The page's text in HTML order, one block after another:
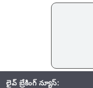
లైవ్ బ్రేకింగ్ న్యూస్: